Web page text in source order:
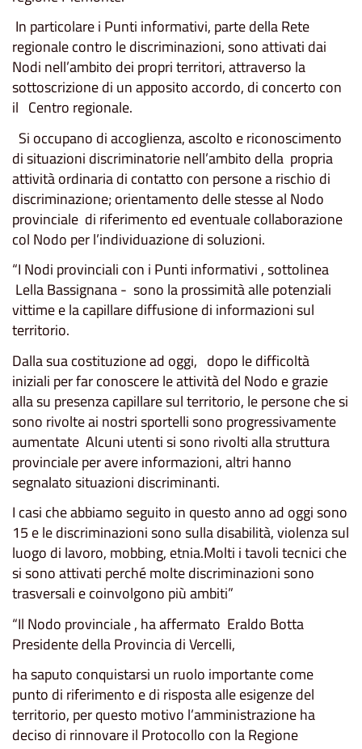
In particolare i Punti informativi, parte della Rete
regionale contro le discriminazioni, sono attivati dai
Nodi nell’ambito dei propri territori, attraverso la
sottoscrizione di un apposito accordo, di concerto con
il Centro regionale.
Si occupano di accoglienza, ascolto e riconoscimento
di situazioni discriminatorie nell’ambito della propria
attività ordinaria di contatto con persone a rischio di
discriminazione; orientamento delle stesse al Nodo
provinciale di riferimento ed eventuale collaborazione
col Nodo per l’individuazione di soluzioni.
“I Nodi provinciali con i Punti informativi , sottolinea
Lella Bassignana - sono la prossimità alle potenziali
vittime e la capillare diffusione di informazioni sul
territorio.
Dalla sua costituzione ad oggi, dopo le difficoltà
iniziali per far conoscere le attività del Nodo e grazie
alla su presenza capillare sul territorio, le persone che si
sono rivolte ai nostri sportelli sono progressivamente
aumentate Alcuni utenti si sono rivolti alla struttura
provinciale per avere informazioni, altri hanno
segnalato situazioni discriminanti.
I casi che abbiamo seguito in questo anno ad oggi sono
15 e le discriminazioni sono sulla disabilità, violenza sul
luogo di lavoro, mobbing, etnia.Molti i tavoli tecnici che
si sono attivati perché molte discriminazioni sono
trasversali e coinvolgono più ambiti”
“Il Nodo provinciale , ha affermato Eraldo Botta
Presidente della Provincia di Vercelli,
ha saputo conquistarsi un ruolo importante come
punto di riferimento e di risposta alle esigenze del
territorio, per questo motivo l’amministrazione ha
deciso di rinnovare il Protocollo con la Regione